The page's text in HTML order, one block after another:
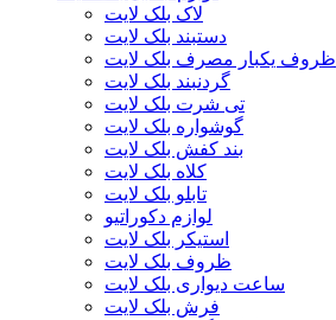
لاک بلک لایت
دستبند بلک لایت
ظروف یکبار مصرف بلک لایت
گردنبند بلک لایت
تی شرت بلک لایت
گوشواره بلک لایت
بند کفش بلک لایت
کلاه بلک لایت
تابلو بلک لایت
لوازم دکوراتیو
استیکر بلک لایت
ظروف بلک لایت
ساعت دیواری بلک لایت
فرش بلک لایت